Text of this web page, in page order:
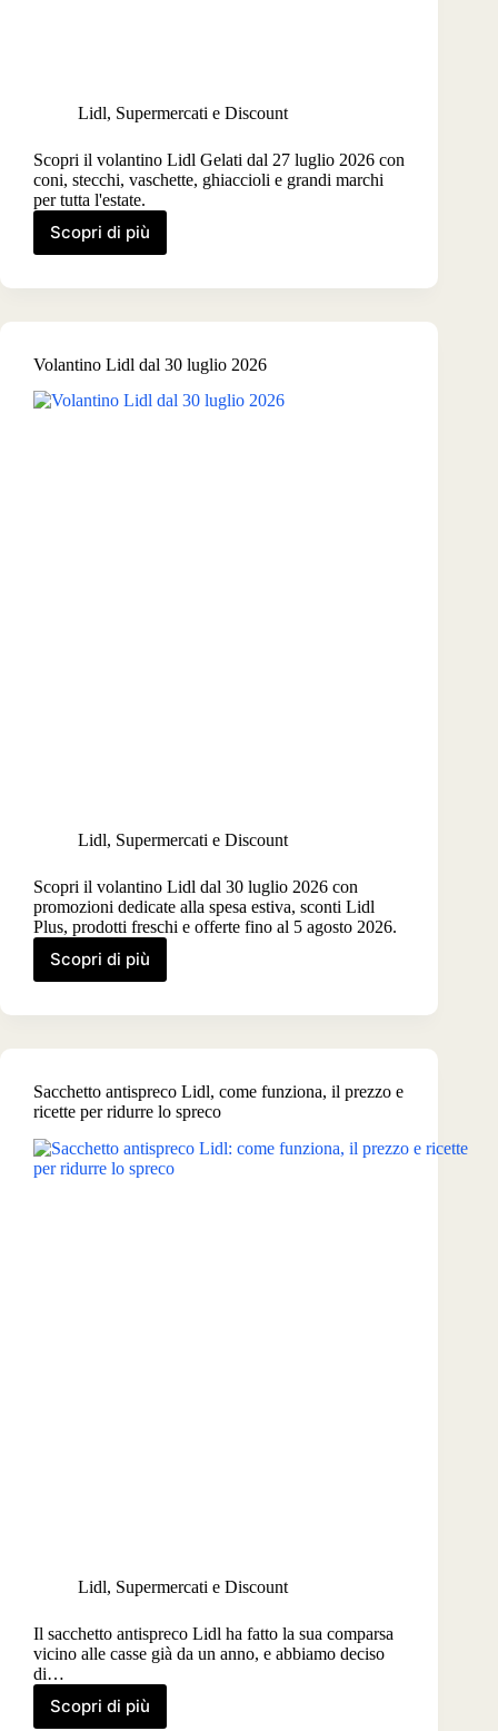
Lidl, Supermercati e Discount
Scopri il volantino Lidl Gelati dal 27 luglio 2026 con
coni, stecchi, vaschette, ghiaccioli e grandi marchi
per tutta l'estate.
Scopri di più
Volantino
Gelati
27
2026
Volantino Lidl dal 30 luglio 2026
Lidl, Supermercati e Discount
Scopri il volantino Lidl dal 30 luglio 2026 con
promozioni dedicate alla spesa estiva, sconti Lidl
Plus, prodotti freschi e offerte fino al 5 agosto 2026.
Scopri di più
Volantino
dal
luglio
Sacchetto antispreco Lidl, come funziona, il prezzo e
ricette per ridurre lo spreco
Lidl, Supermercati e Discount
Il sacchetto antispreco Lidl ha fatto la sua comparsa
vicino alle casse già da un anno, e abbiamo deciso
di…
Scopri di più
Sacchetto